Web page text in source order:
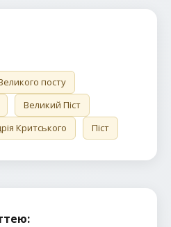
посту
Великий Піст
Критського
Піст